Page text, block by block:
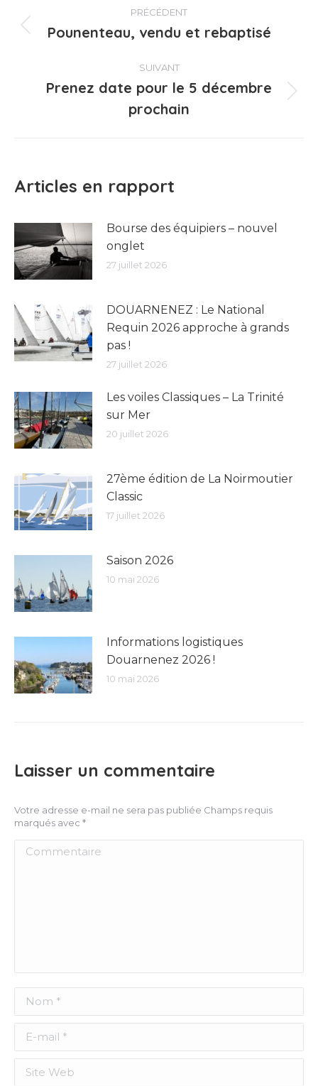
article
PRÉCÉDENT
Article
:
Pounenteau, vendu et rebaptisé
SUIVANT
suivant
Prenez date pour le 5 décembre
prochain
Articles en rapport
Bourse des équipiers – nouvel
onglet
27 juillet 2026
DOUARNENEZ : Le National
Requin 2026 approche à grands
pas !
27 juillet 2026
Les voiles Classiques – La Trinité
sur Mer
20 juillet 2026
27ème édition de La Noirmoutier
Classic
17 juillet 2026
Saison 2026
10 mai 2026
Informations logistiques
Douarnenez 2026 !
10 mai 2026
Laisser un commentaire
Votre adresse e-mail ne sera pas publiée Champs requis
marqués avec *
Commentaire
Nom *
E-mail *
Site Web